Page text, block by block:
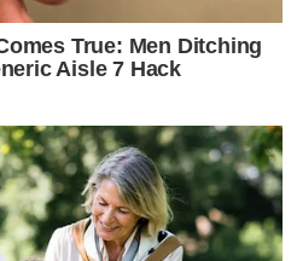
True: Men Ditching
Aisle 7 Hack